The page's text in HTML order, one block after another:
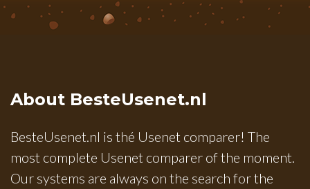
About BesteUsenet.nl
BesteUsenet.nl is thé Usenet comparer! The
most complete Usenet comparer of the moment.
Our systems are always on the search for the